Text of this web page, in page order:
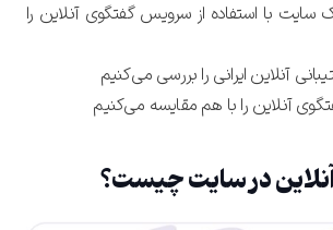
با استفاده از سرویس گفتگوی آنلاین را
آنلاین ایرانی را بررسی می‌کنیم
آنلاین را با هم مقایسه می‌کنیم
در سایت چیست؟